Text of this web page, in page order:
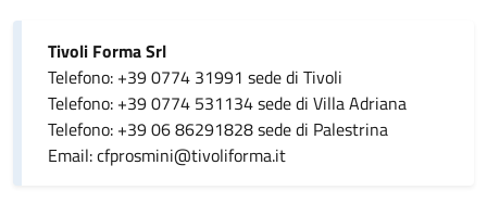
Tivoli Forma Srl
Telefono: +39 0774 31991 sede di Tivoli
Telefono: +39 0774 531134 sede di Villa Adriana
Telefono: +39 06 86291828 sede di Palestrina
Email: cfprosmini@tivoliforma.it